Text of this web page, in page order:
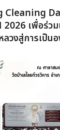
Cleaning
2026 เพื่อร่ว
วงสู่การเป็น